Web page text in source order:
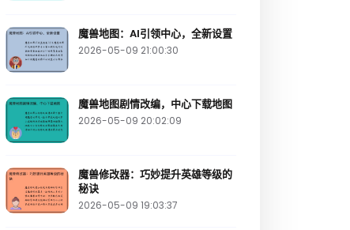
魔兽地图：AI引领中心，全新设置
2026-05-09 21:00:30
魔兽地图剧情改编，中心下载地图
2026-05-09 20:02:09
魔兽修改器：巧妙提升英雄等级的
秘诀
2026-05-09 19:03:37